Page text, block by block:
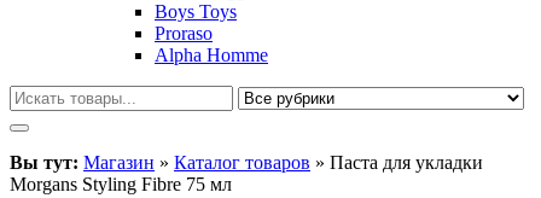
Boys Toys
Proraso
Alpha Homme
Вы тут: Магазин » Каталог товаров » Паста для укладки
Morgans Styling Fibre 75 мл